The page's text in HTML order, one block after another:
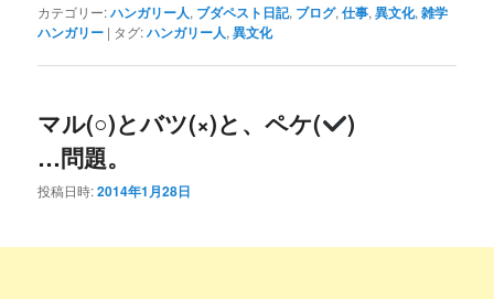
カテゴリー:ハンガリー人, ブダペスト日記, ブログ,仕事,異文化,雑学
ハンガリー | タグ:ハンガリー人,異文化
マル(○)とバツ(×)と、ペケ(
)
…問題。
投稿日時:2014年1月28日